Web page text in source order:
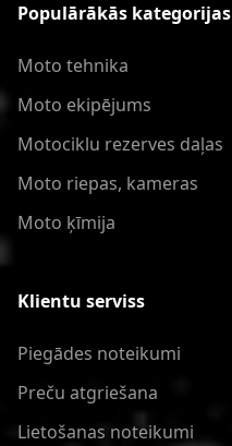
Populārākās kategorijas
Moto tehnika
Moto ekipējums
Motociklu rezerves daļas
Moto riepas, kameras
Moto ķīmija
Klientu serviss
Piegādes noteikumi
Preču atgriešana
Lietošanas noteikumi